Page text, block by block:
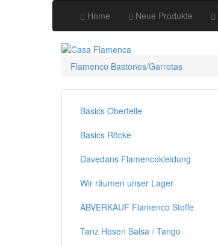
Home Neue Produkte
Flamenco Bastones/Garrotas
Basics Oberteile
Basics Röcke
Davedans Flamencokleidung
Wir räumen unser Lager
ABVERKAUF Flamenco Stoffe
Tanz Hosen Salsa / Tango